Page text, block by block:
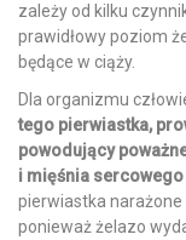
zależy od kilku
prawidłowy poziom
będące w ciąży.
Dla organizmu
tego pierwiastka,
powodujący
i mięśnia sercowego
pierwiastka
ponieważ żelazo